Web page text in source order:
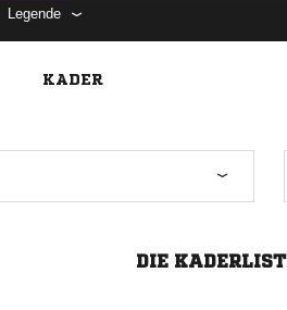
Legende
KADER
DIE